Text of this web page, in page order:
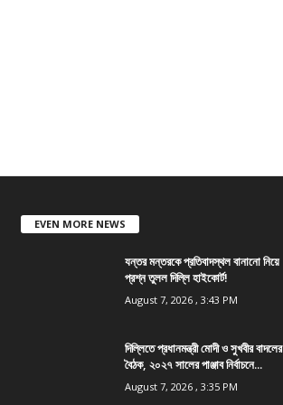
EVEN MORE NEWS
যন্তর মন্তরকে প্রতিবাদস্থল বানানো নিয়ে
প্রশ্ন তুলল দিল্লি হাইকোর্ট!
August 7, 2026 , 3:43 PM
দিল্লিতে প্রধানমন্ত্রী মোদী ও সুখবীর বাদলের
বৈঠক, ২০২৭ সালের পাঞ্জাব নির্বাচনে...
August 7, 2026 , 3:35 PM